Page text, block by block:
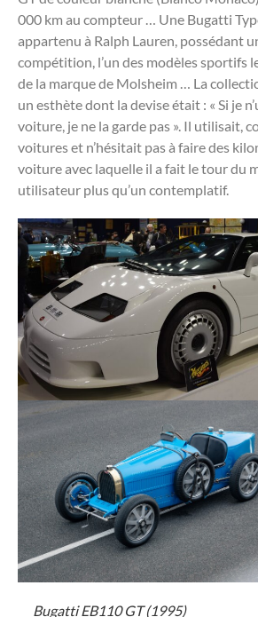
000 km au compteur … Une Bugatti
appartenu à Ralph Lauren, possédant
compétition, l’un des modèles sportifs
de la marque de Molsheim … La
un esthète dont la devise était : « Si je
voiture, je ne la garde pas ». Il utilisait,
voitures et n’hésitait pas à faire des
voiture avec laquelle il a fait le tour du
utilisateur plus qu’un contemplatif.
Bugatti EB110 GT